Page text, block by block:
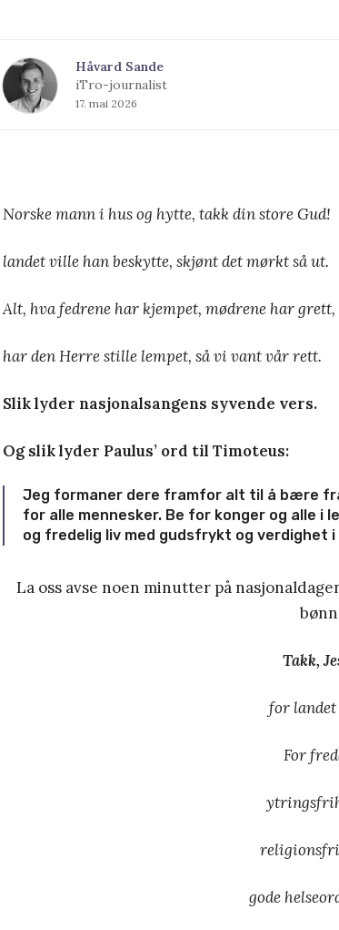
Håvard Sande
iTro-journalist
17. mai 2026
Norske mann i hus og hytte, takk din store Gud!
landet ville han beskytte, skjønt det mørkt så ut.
Alt, hva fedrene har kjempet, mødrene har grett,
har den Herre stille lempet, så vi vant vår rett.
Slik lyder nasjonalsangens syvende vers.
Og slik lyder Paulus’ ord til Timoteus:
Jeg formaner dere framfor alt til å bære
for alle mennesker. Be for konger og alle i
og fredelig liv med gudsfrykt og verdighet i
La oss avse noen minutter på
Takk,
for
For
gode